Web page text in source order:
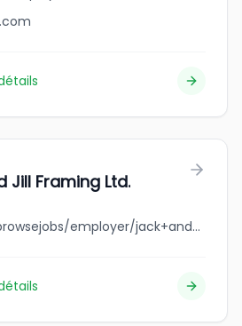
Jill Framing Ltd.
jobbank.gc.ca/browsejobs/employer/jack+and+jill+framing+ltd./ca